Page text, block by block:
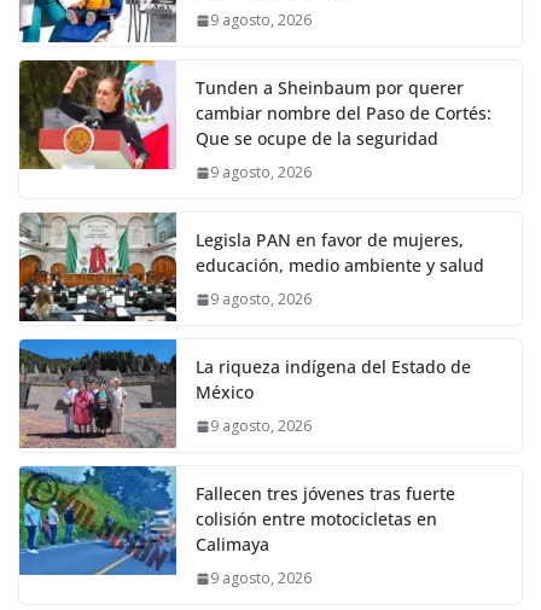
9 agosto, 2026
Tunden a Sheinbaum por querer
cambiar nombre del Paso de Cortés:
Que se ocupe de la seguridad
9 agosto, 2026
Legisla PAN en favor de mujeres,
educación, medio ambiente y salud
9 agosto, 2026
La riqueza indígena del Estado de
México
9 agosto, 2026
Fallecen tres jóvenes tras fuerte
colisión entre motocicletas en
Calimaya
9 agosto, 2026